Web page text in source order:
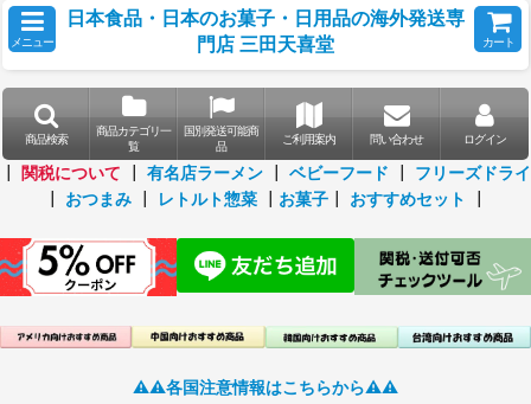
メニュー
日本食品・日本のお菓子・日用品の海外発送専
門店 三田天喜堂
カート
商品検索
商品カテゴリ一
覧
国別発送可能商
品
ご利用案内 問い合わせ ログイン
関税について 有名店ラーメン ベビーフード
フリーズドライ
おつまみ レトルト惣菜 お菓子 おすすめセット
⚠️⚠️各国注意情報はこちらから⚠️⚠️